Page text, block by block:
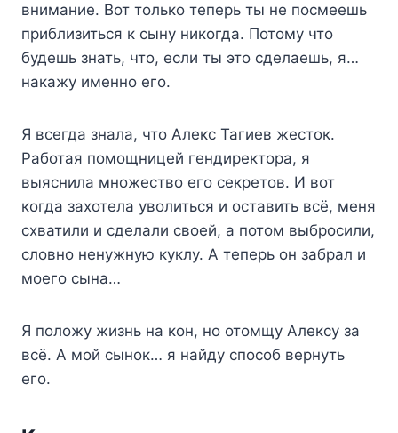
внимание. Вот только теперь ты не посмеешь
приблизиться к сыну никогда. Потому что
будешь знать, что, если ты это сделаешь, я…
накажу именно его.
Я всегда знала, что Алекс Тагиев жесток.
Работая помощницей гендиректора, я
выяснила множество его секретов. И вот
когда захотела уволиться и оставить всё, меня
схватили и сделали своей, а потом выбросили,
словно ненужную куклу. А теперь он забрал и
моего сына…
Я положу жизнь на кон, но отомщу Алексу за
всё. А мой сынок… я найду способ вернуть
его.